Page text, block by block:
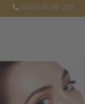
06021 45 99 200